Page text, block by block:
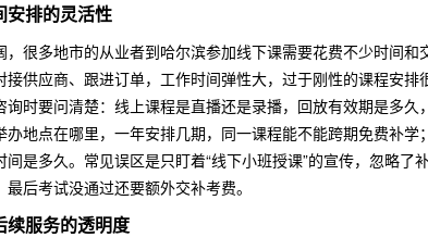
安排的灵活性
，很多地市的从业者到哈尔滨参加线下课需要花费不少时间和
接供应商、跟进订单，工作时间弹性大，过于刚性的课程安排
询时要问清楚：线上课程是直播还是录播，回放有效期是多久
地点在哪里，一年安排几期，同一课程能不能跨期免费补学
间是多久。常见误区是只盯着“线下小班授课”的宣传，忽略了
后考试没通过还要额外交补考费。
续服务的透明度